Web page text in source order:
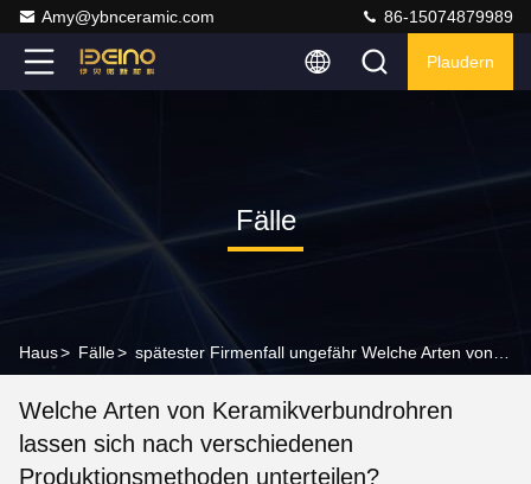
Amy@ybnceramic.com 86-15074879989
Plaudern
Fälle
Haus> Fälle>
Welche Arten von Keramikverbundrohren
lassen sich nach verschiedenen
Produktionsmethoden unterteilen?